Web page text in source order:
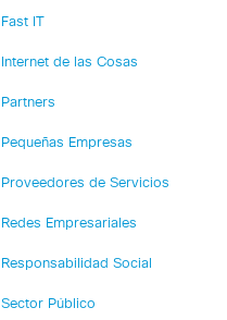
Fast IT
Internet de las Cosas
Partners
Pequeñas Empresas
Proveedores de Servicios
Redes Empresariales
Responsabilidad Social
Sector Público